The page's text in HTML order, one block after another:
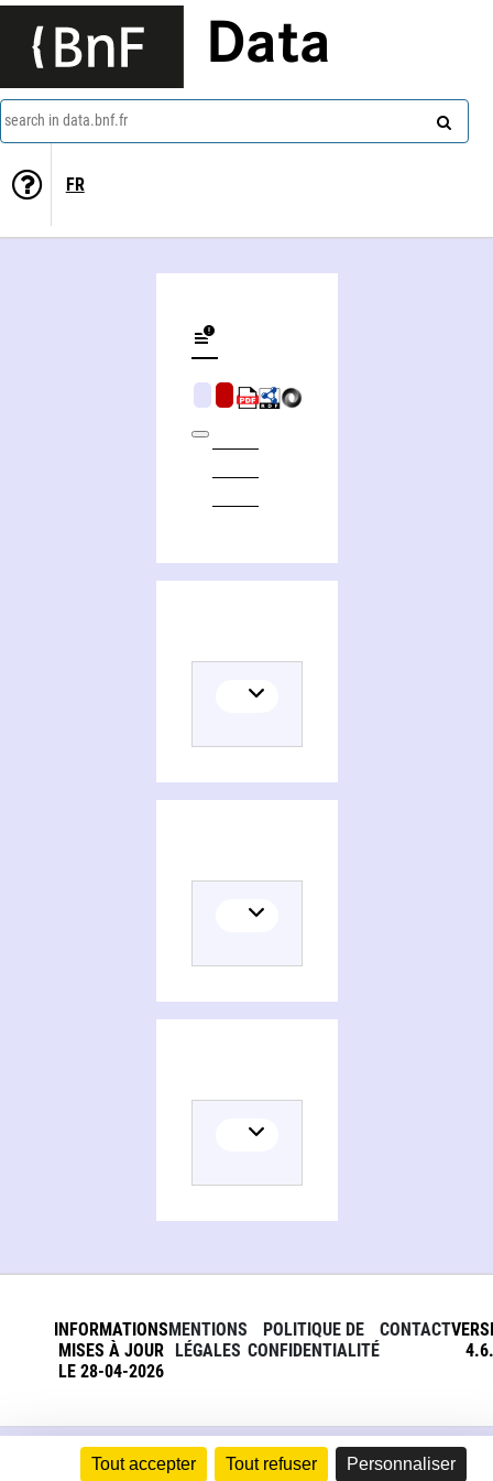
Tout accepter Tout refuser Personnaliser
Data
search in data.bnf.fr
FR
INFORMATIONS
MISES À JOUR
LE 28-04-2026
MENTIONS
LÉGALES
POLITIQUE DE
CONFIDENTIALITÉ
CONTACT